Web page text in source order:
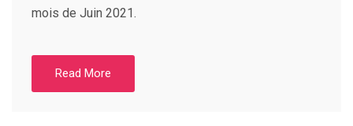
mois de Juin 2021.
Read More